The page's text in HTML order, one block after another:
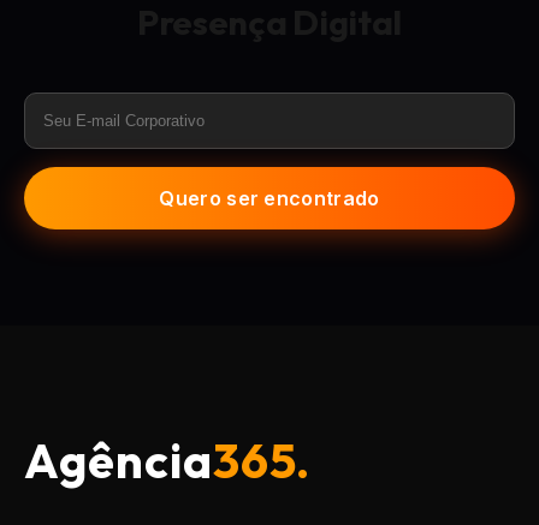
Quero ser encontrado
Agência365.